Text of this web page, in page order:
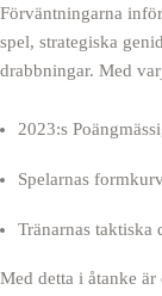
Förväntningarna
spel, strategiska
drabbningar. Med
2023:s
Spelarnas
Tränarnas taktiska
Med detta i åtanke